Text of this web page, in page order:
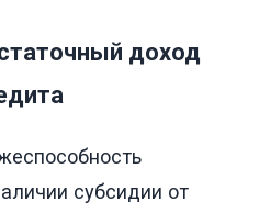
доход
субсидии от